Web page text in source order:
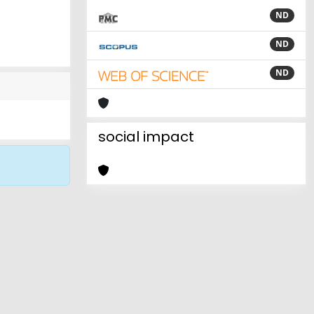
ND
ND
ND
social impact